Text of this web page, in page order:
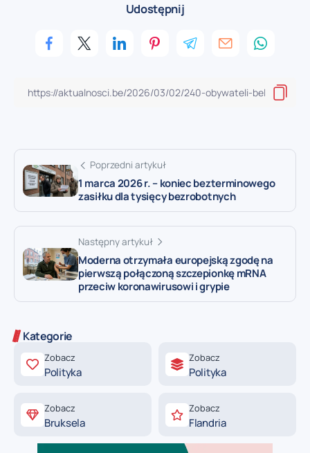
Udostępnij
Poprzedni artykuł
1 marca 2026 r. – koniec bezterminowego
zasiłku dla tysięcy bezrobotnych
Następny artykuł
Moderna otrzymała europejską zgodę na
pierwszą połączoną szczepionkę mRNA
przeciw koronawirusowi i grypie
Kategorie
Zobacz
Polityka
Zobacz
Polityka
Zobacz
Bruksela
Zobacz
Flandria